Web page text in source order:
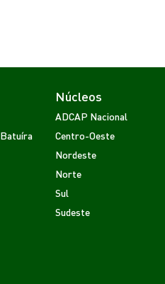
Batuíra
Núcleos
ADCAP Nacional
Centro-Oeste
Nordeste
Norte
Sul
Sudeste